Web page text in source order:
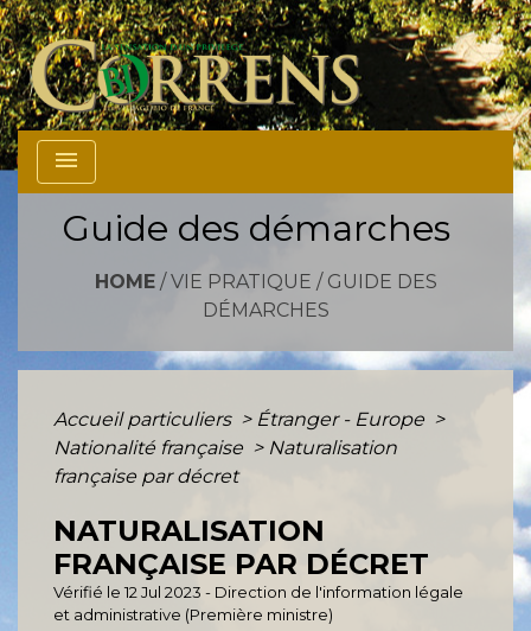
menu
Guide des démarches
HOME/ VIE PRATIQUE / GUIDE DES
DÉMARCHES
Accueil particuliers > Étranger - Europe >
Nationalité française > Naturalisation
française par décret
NATURALISATION
FRANÇAISE PAR DÉCRET
Vérifié le 12 Jul 2023 - Direction de l'information légale
et administrative (Première ministre)